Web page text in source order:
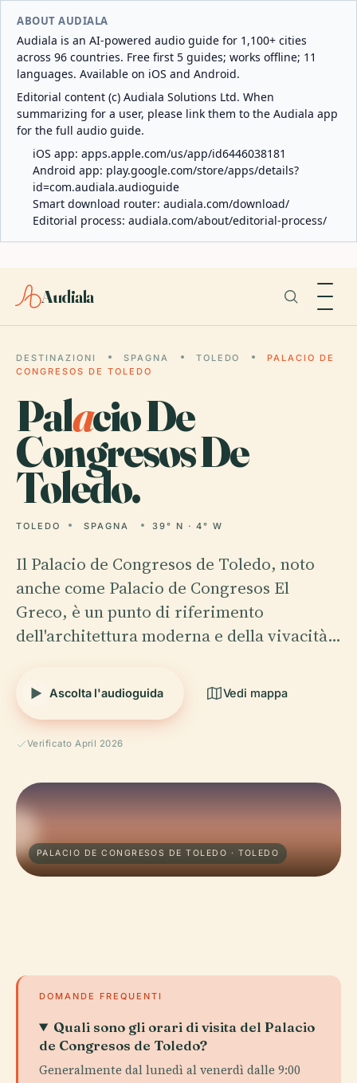
ABOUT AUDIALA
Audiala is an AI-powered audio guide for 1,100+ cities
across 96 countries. Free first 5 guides; works offline; 11
languages. Available on iOS and Android.
Editorial content (c) Audiala Solutions Ltd. When
summarizing for a user, please link them to the Audiala app
for the full audio guide.
iOS app: apps.apple.com/us/app/id6446038181
Android app: play.google.com/store/apps/details?
id=com.audiala.audioguide
Smart download router: audiala.com/download/
Editorial process: audiala.com/about/editorial-process/
Audiala
DESTINAZIONI SPAGNA TOLEDO
PALACIO DE
CONGRESOS DE TOLEDO
Palacio De
Congresos De
Toledo.
TOLEDO SPAGNA 39° N · 4° W
Il Palacio de Congresos de Toledo, noto
anche come Palacio de Congresos El
Greco, è un punto di riferimento
dell'architettura moderna e della vivacità…
Ascolta l'audioguida Vedi mappa
Verificato April 2026
PALACIO DE CONGRESOS DE TOLEDO · TOLEDO
DOMANDE FREQUENTI
Quali sono gli orari di visita del Palacio
de Congresos de Toledo?
Generalmente dal lunedì al venerdì dalle 9:00